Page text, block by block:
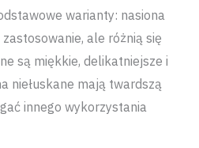
warianty: nasiona
ale różnią się
są miękkie, delikatniejsze i
niełuskane mają twardszą
innego wykorzystania